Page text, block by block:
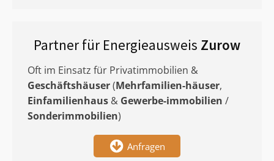
Partner für Energieausweis Zurow
Oft im Einsatz für Privatimmobilien &
Geschäftshäuser(Mehrfamilien-häuser,
Einfamilienhaus & Gewerbe-immobilien /
Sonderimmobilien)
Anfragen